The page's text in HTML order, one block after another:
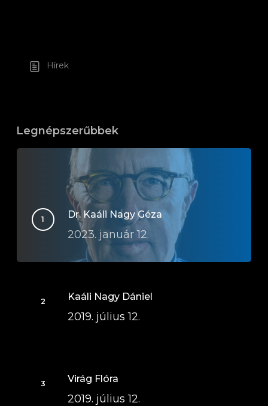
Hírek
Legnépszerűbbek
Dr. Kaáli Nagy Géza
2023. január 12.
Kaáli Nagy Dániel
2019. július 12.
Virág Flóra
2019. július 12.